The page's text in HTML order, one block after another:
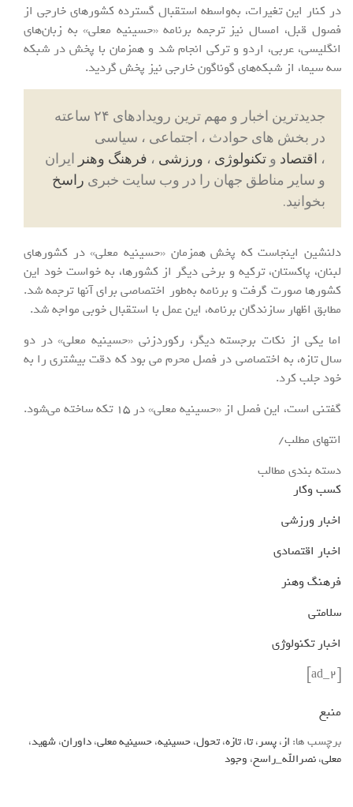
در کنار این تغیرات، به‌واسطه استقبال گسترده کشورهای خارجی از
فصول قبل، امسال نیز ترجمه برنامه «حسینیه معلی» به زبان‌های
انگلیسی، عربی، اردو و ترکی انجام شد و همزمان با پخش در شبکه
سه سیما، از شبکه‌های گوناگون خارجی نیز پخش گردید.
جدیدترین اخبار و مهم ترین رویدادهای ۲۴ ساعته
در بخش های حوادث ، اجتماعی ، سیاسی
، اقتصاد و تکنولوژی ، ورزشی ، فرهنگ وهنر ایران
و سایر مناطق جهان را در وب سایت خبری راسخ
بخوانید.
دلنشین اینجاست که پخش همزمان «حسینیه معلی» در کشورهای
لبنان، پاکستان، ترکیه و برخی دیگر از کشورها، به خواست خود این
کشورها صورت گرفت و برنامه به‌طور اختصاصی برای آنها ترجمه شد.
مطابق اظهار سازندگان برنامه، این عمل با استقبال خوبی مواجه شد.
اما یکی از نکات برجسته دیگر، رکوردزنی «حسینیه معلی» در دو
سال تازه، به اختصاصی در فصل محرم می بود که دقت بیشتری را به
خود جلب کرد.
گفتنی است، این فصل از «حسینیه معلی» در 15 تکه ساخته می‌شود.
انتهای مطلب/
دسته بندی مطالب
کسب وکار
اخبار ورزشی
اخبار اقتصادی
فرهنگ وهنر
سلامتی
اخبار تکنولوژی
[ad_2]
منبع
برچسب ها: از،پسر،تا،تازه،تحول،حسینیه،حسینیه معلی،داوران،شهید،
معلی،نصرالله_راسخ، وجود